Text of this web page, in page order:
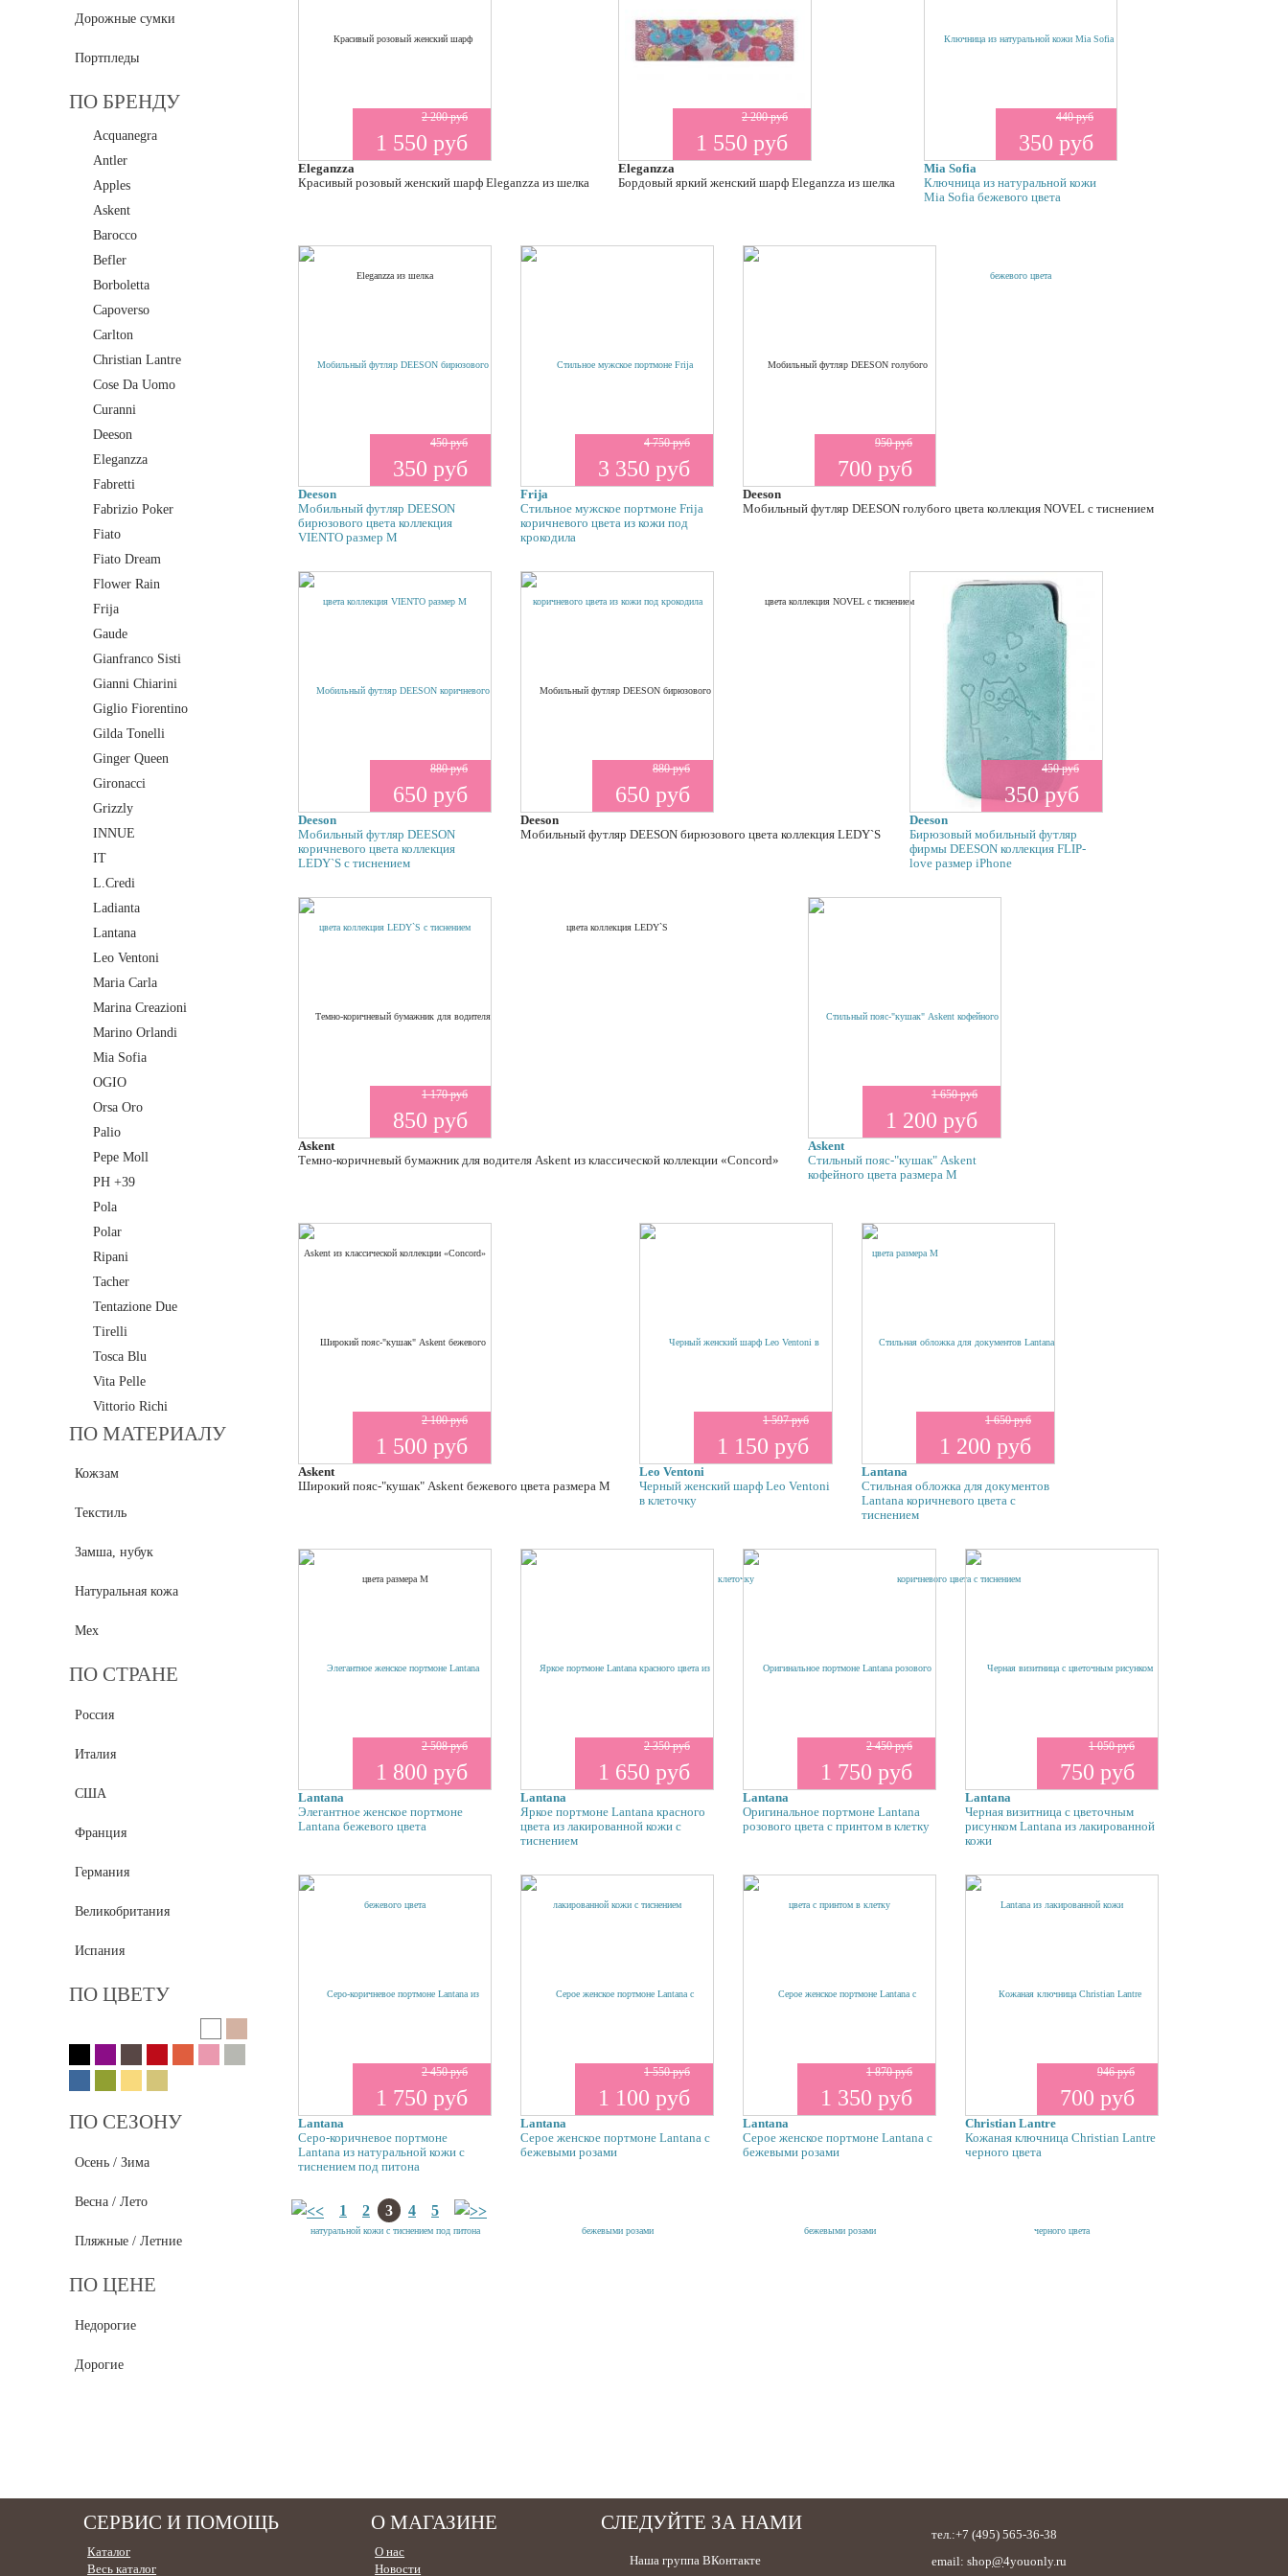
Дорожные сумки
Портпледы
ПО БРЕНДУ
Acquanegra
Antler
Apples
Askent
Barocco
Befler
Borboletta
Capoverso
Carlton
Christian Lantre
Cose Da Uomo
Curanni
Deeson
Eleganzza
Fabretti
Fabrizio Poker
Fiato
Fiato Dream
Flower Rain
Frija
Gaude
Gianfranco Sisti
Gianni Chiarini
Giglio Fiorentino
Gilda Tonelli
Ginger Queen
Gironacci
Grizzly
INNUE
IT
L.Credi
Ladianta
Lantana
Leo Ventoni
Maria Carla
Marina Creazioni
Marino Orlandi
Mia Sofia
OGIO
Orsa Oro
Palio
Pepe Moll
PH +39
Pola
Polar
Ripani
Tacher
Tentazione Due
Tirelli
Tosca Blu
Vita Pelle
Vittorio Richi
ПО МАТЕРИАЛУ
Кожзам
Текстиль
Замша, нубук
Натуральная кожа
Мех
ПО СТРАНЕ
Россия
Италия
США
Франция
Германия
Великобритания
Испания
ПО ЦВЕТУ
ПО СЕЗОНУ
Осень / Зима
Весна / Лето
Пляжные / Летние
ПО ЦЕНЕ
Недорогие
Дорогие
2 200 руб
1 550 руб
Eleganzza
Красивый розовый женский шарф Eleganzza из шелка
2 200 руб
1 550 руб
Eleganzza
Бордовый яркий женский шарф Eleganzza из шелка
440 руб
350 руб
Mia Sofia
Ключница из натуральной кожи
Mia Sofia бежевого цвета
450 руб
350 руб
Deeson
Мобильный футляр DEESON
бирюзового цвета коллекция
VIENTO размер M
4 750 руб
3 350 руб
Frija
Стильное мужское портмоне Frija
коричневого цвета из кожи под
крокодила
950 руб
700 руб
Deeson
Мобильный футляр DEESON голубого цвета коллекция NOVEL с тиснением
880 руб
650 руб
Deeson
Мобильный футляр DEESON
коричневого цвета коллекция
LEDY`S с тиснением
880 руб
650 руб
Deeson
Мобильный футляр DEESON бирюзового цвета коллекция LEDY`S
450 руб
350 руб
Deeson
Бирюзовый мобильный футляр
фирмы DEESON коллекция FLIP-
love размер iPhone
1 170 руб
850 руб
Askent
Темно-коричневый бумажник для водителя Askent из классической коллекции «Concord»
1 650 руб
1 200 руб
Askent
Стильный пояс-"кушак" Askent
кофейного цвета размера М
2 100 руб
1 500 руб
Askent
Широкий пояс-"кушак" Askent бежевого цвета размера М
1 597 руб
1 150 руб
Leo Ventoni
Черный женский шарф Leo Ventoni
в клеточку
1 650 руб
1 200 руб
Lantana
Стильная обложка для документов
Lantana коричневого цвета с
тиснением
2 508 руб
1 800 руб
Lantana
Элегантное женское портмоне
Lantana бежевого цвета
2 350 руб
1 650 руб
Lantana
Яркое портмоне Lantana красного
цвета из лакированной кожи с
тиснением
2 450 руб
1 750 руб
Lantana
Оригинальное портмоне Lantana
розового цвета с принтом в клетку
1 050 руб
750 руб
Lantana
Черная визитница с цветочным
рисунком Lantana из лакированной
кожи
2 450 руб
1 750 руб
Lantana
Серо-коричневое портмоне
Lantana из натуральной кожи с
тиснением под питона
1 550 руб
1 100 руб
Lantana
Серое женское портмоне Lantana с
бежевыми розами
1 870 руб
1 350 руб
Lantana
Серое женское портмоне Lantana с
бежевыми розами
946 руб
700 руб
Christian Lantre
Кожаная ключница Christian Lantre
черного цвета
1 2 3 4 5
СЕРВИС И ПОМОЩЬ
Каталог
Весь каталог
О МАГАЗИНЕ
О нас
Новости
СЛЕДУЙТЕ ЗА НАМИ
Наша группа ВКонтакте
тел.:+7 (495) 565-36-38
email: shop@4youonly.ru